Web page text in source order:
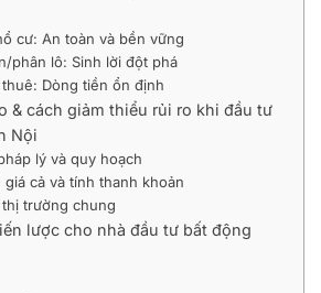
cư: An toàn và bền vững
phân lô: Sinh lời đột phá
Dòng tiền ổn định
& cách giảm thiểu rủi ro khi đầu tư
Nội
lý và quy hoạch
giá cả và tính thanh khoản
trường chung
lược cho nhà đầu tư bất động